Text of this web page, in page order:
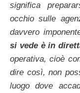
significa
occhio sulle
davvero
si vede è in
operativa, cioè
dire così, non
luogo dove